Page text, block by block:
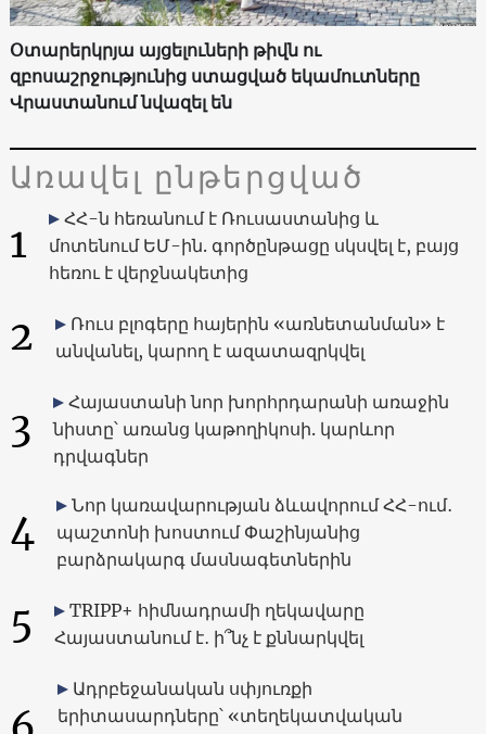
Օտարերկրյա այցելուների թիվն ու
զբոսաշրջությունից ստացված եկամուտները
Վրաստանում նվազել են
Առավել ընթերցված
1
ՀՀ-ն հեռանում է Ռուսաստանից և
մոտենում ԵՄ-ին. գործընթացը սկսվել է, բայց
հեռու է վերջնակետից
2
Ռուս բլոգերը հայերին «առնետանման» է
անվանել, կարող է ազատազրկվել
3
Հայաստանի նոր խորհրդարանի առաջին
նիստը՝ առանց կաթողիկոսի. կարևոր
դրվագներ
4
Նոր կառավարության ձևավորում ՀՀ-ում․
պաշտոնի խոստում Փաշինյանից
բարձրակարգ մասնագետներին
5
TRIPP+ հիմնադրամի ղեկավարը
Հայաստանում է․ ի՞նչ է քննարկվել
Ադրբեջանական սփյուռքի
երիտասարդները՝ «տեղեկատվական